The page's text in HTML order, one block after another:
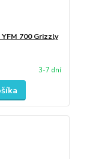
700 Grizzly
3-7 dní